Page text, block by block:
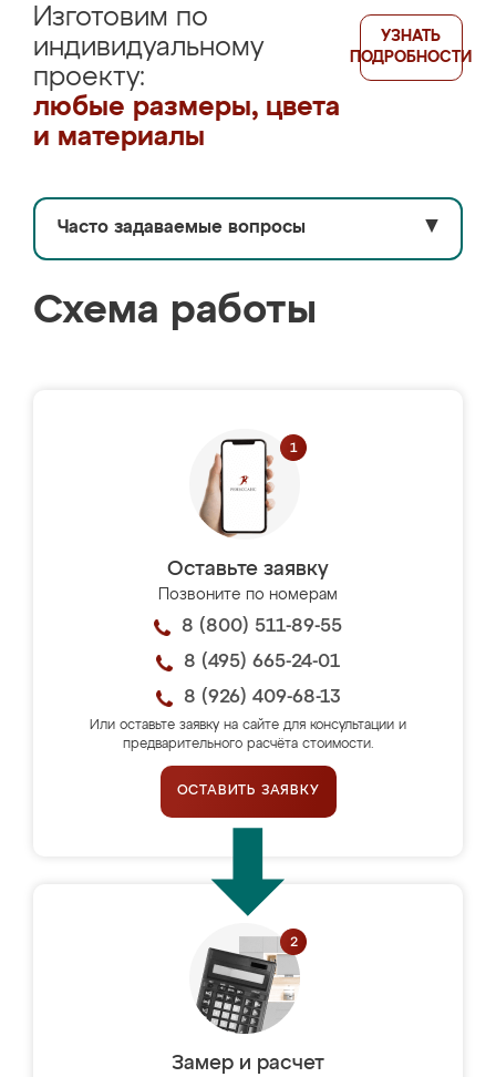
Изготовим по
индивидуальному
проекту:
любые размеры, цвета
и материалы
УЗНАТЬ
ПОДРОБНОСТИ
Часто задаваемые вопросы ▼
Схема работы
Оставьте заявку
Позвоните по номерам
8 (800) 511-89-55
8 (495) 665-24-01
8 (926) 409-68-13
Или оставьте заявку на сайте для консультации и
предварительного расчёта стоимости.
ОСТАВИТЬ ЗАЯВКУ
Замер и расчет